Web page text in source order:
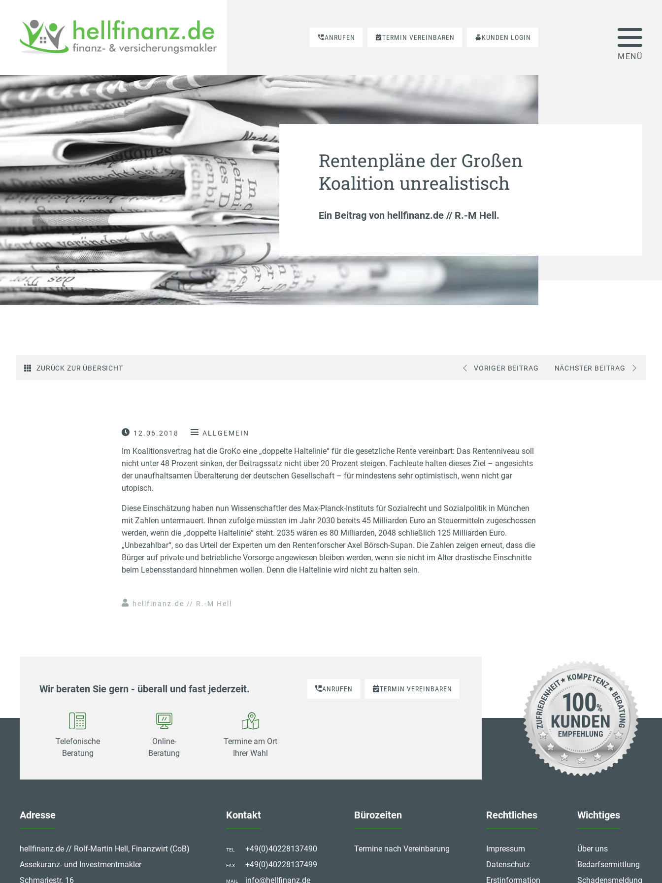
ANRUFEN TERMIN VEREINBAREN KUNDEN LOGIN
Rentenpläne der Großen
Koalition unrealistisch
Ein Beitrag von hellfinanz.de // R.-M Hell.
ZURÜCK ZUR ÜBERSICHT VORIGER BEITRAG NÄCHSTER BEITRAG
12.06.2018 ALLGEMEIN
Im Koalitionsvertrag hat die GroKo eine „doppelte Haltelinie“ für die gesetzliche Rente vereinbart: Das Rentenniveau soll
nicht unter 48 Prozent sinken, der Beitragssatz nicht über 20 Prozent steigen. Fachleute halten dieses Ziel – angesichts
der unaufhaltsamen Überalterung der deutschen Gesellschaft – für mindestens sehr optimistisch, wenn nicht gar
utopisch.
Diese Einschätzung haben nun Wissenschaftler des Max-Planck-Instituts für Sozialrecht und Sozialpolitik in München
mit Zahlen untermauert. Ihnen zufolge müssten im Jahr 2030 bereits 45 Milliarden Euro an Steuermitteln zugeschossen
werden, wenn die „doppelte Haltelinie“ steht. 2035 wären es 80 Milliarden, 2048 schließlich 125 Milliarden Euro.
„Unbezahlbar“, so das Urteil der Experten um den Rentenforscher Axel Börsch-Supan. Die Zahlen zeigen erneut, dass die
Bürger auf private und betriebliche Vorsorge angewiesen bleiben werden, wenn sie nicht im Alter drastische Einschnitte
beim Lebensstandard hinnehmen wollen. Denn die Haltelinie wird nicht zu halten sein.
hellfinanz.de // R.-M Hell
Wir beraten Sie gern - überall und fast jederzeit. ANRUFEN TERMIN VEREINBAREN
Telefonische
Beratung
Online-
Beratung
Termine am Ort
Ihrer Wahl
Adresse
hellfinanz.de // Rolf-Martin Hell, Finanzwirt (CoB)
Assekuranz- und Investmentmakler
Schmarjestr. 16
Kontakt
TEL +49(0)40228137490
FAX +49(0)40228137499
MAIL info@hellfinanz.de
Bürozeiten
Termine nach Vereinbarung
Rechtliches
Impressum
Datenschutz
Erstinformation
Wichtiges
Über uns
Bedarfsermittlung
Schadensmeldung